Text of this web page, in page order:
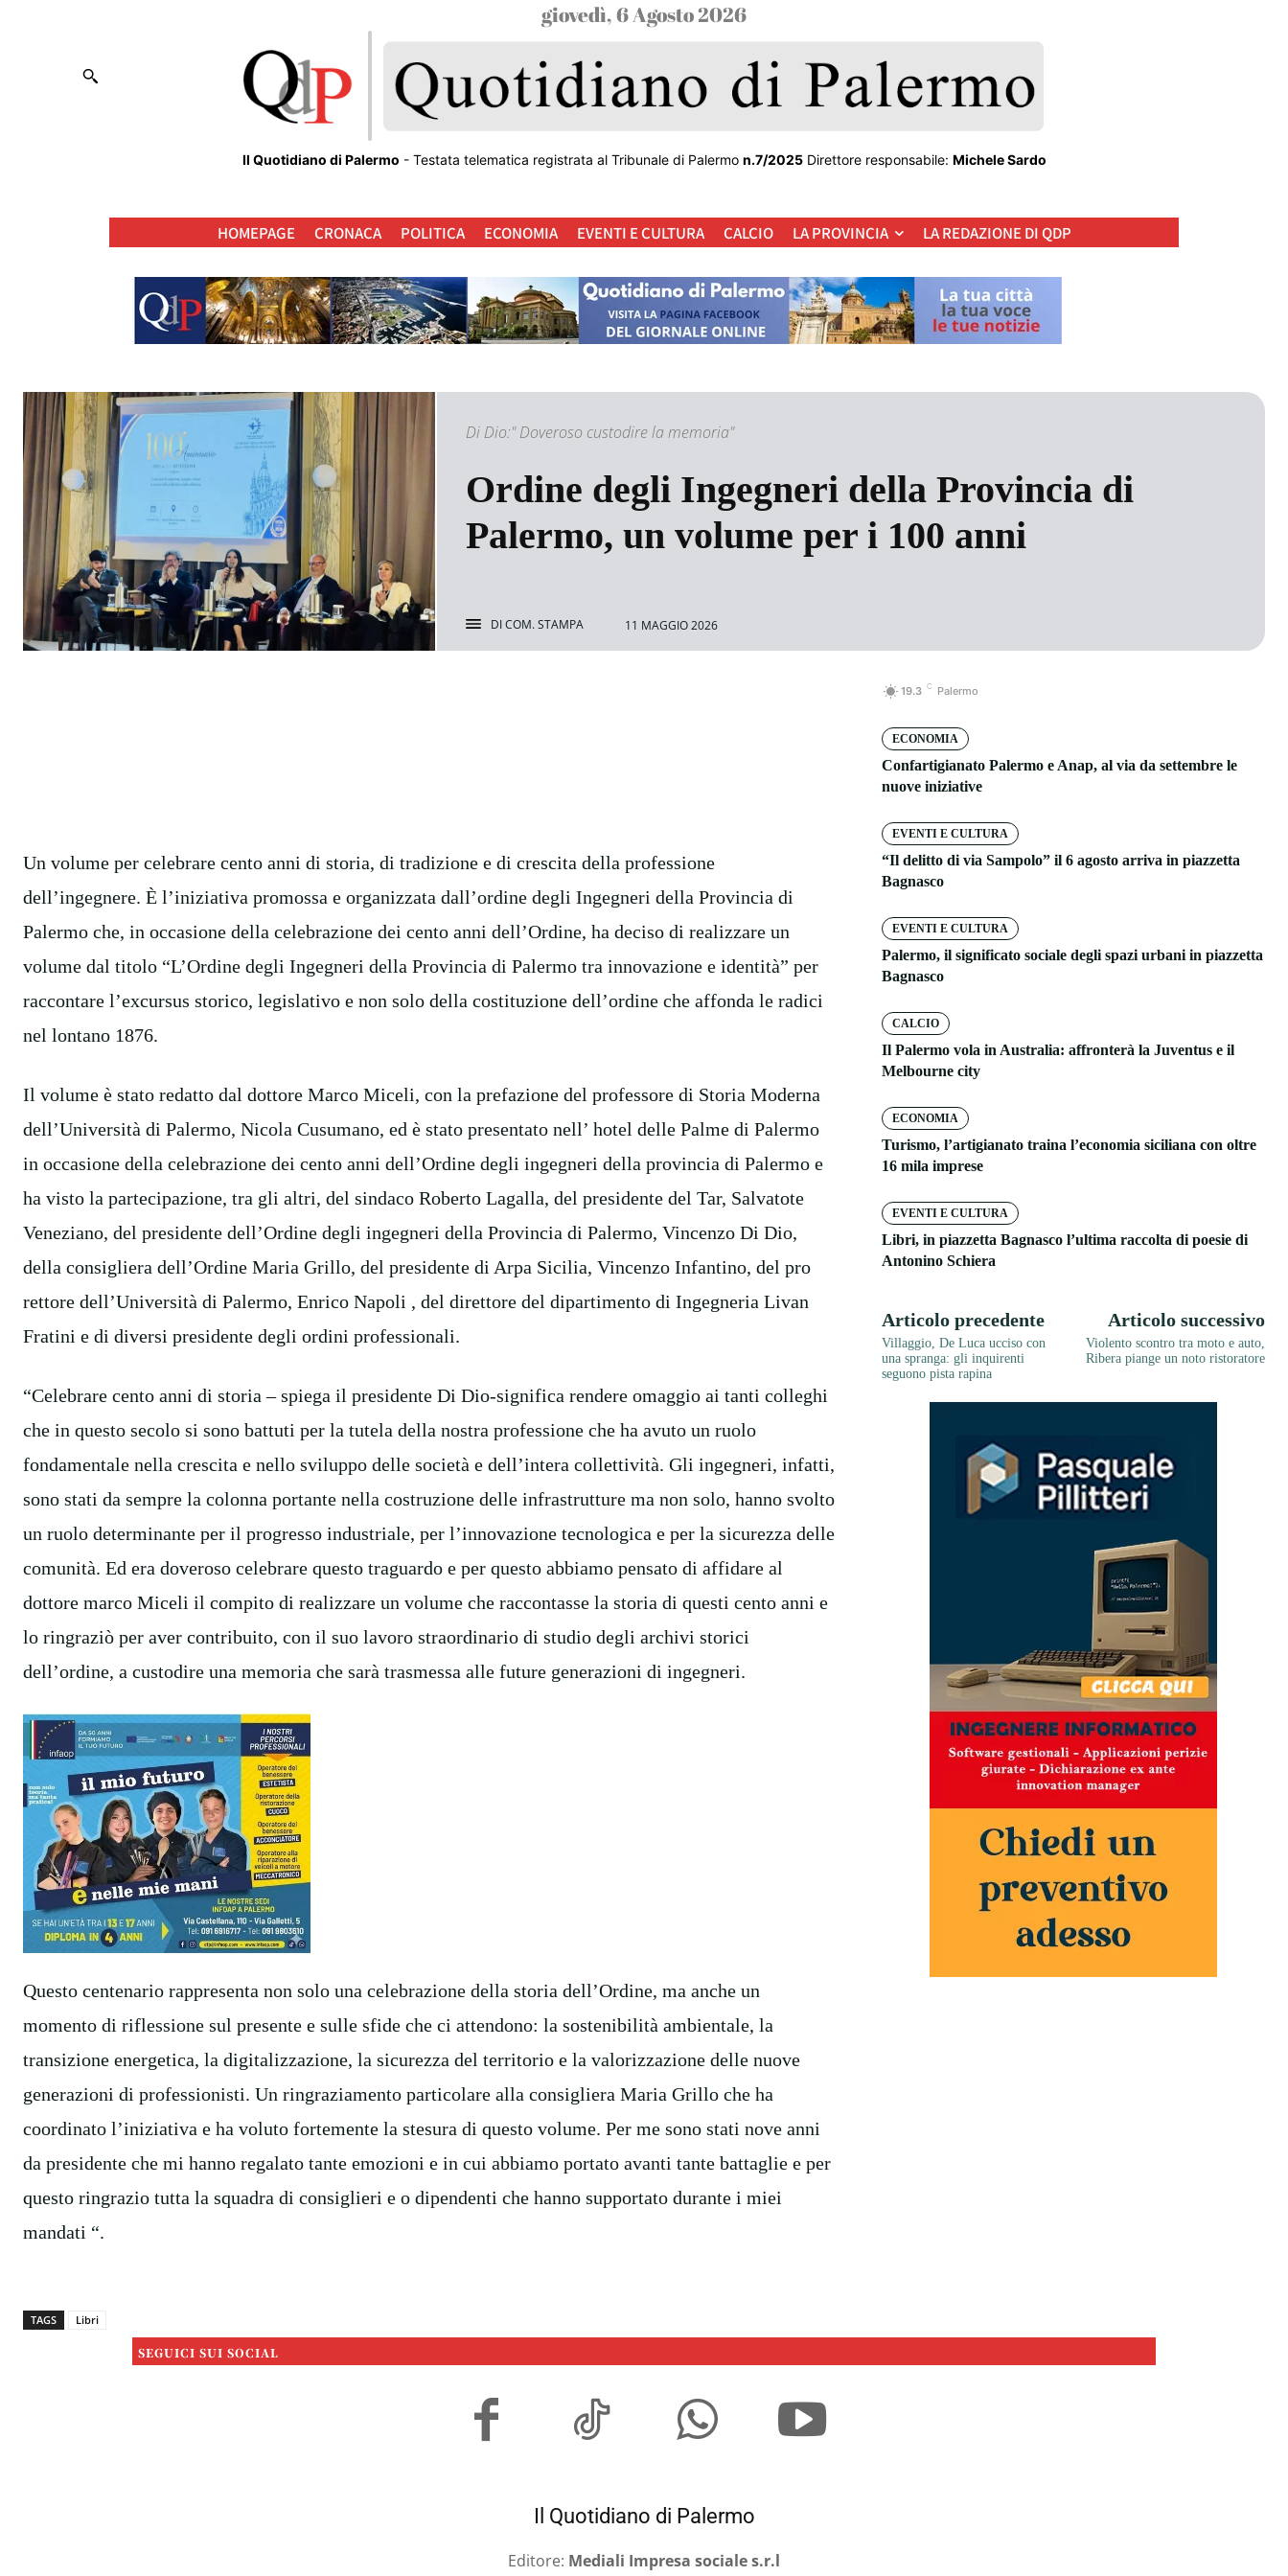
giovedì, 6 Agosto 2026
Il Quotidiano di Palermo - Testata telematica registrata al Tribunale di Palermo n.7/2025Direttore responsabile: Michele Sardo
HOMEPAGE CRONACA POLITICA ECONOMIA EVENTI E CULTURA CALCIO LA PROVINCIA LA REDAZIONE DI QDP
Di Dio:" Doveroso custodire la memoria"
Ordine degli Ingegneri della Provincia di
Palermo, un volume per i 100 anni
DICOM. STAMPA 11 MAGGIO 2026
Un volume per celebrare cento anni di storia, di tradizione e di crescita della professione
dell’ingegnere. È l’iniziativa promossa e organizzata dall’ordine degli Ingegneri della Provincia di
Palermo che, in occasione della celebrazione dei cento anni dell’Ordine, ha deciso di realizzare un
volume dal titolo “L’Ordine degli Ingegneri della Provincia di Palermo tra innovazione e identità” per
raccontare l’excursus storico, legislativo e non solo della costituzione dell’ordine che affonda le radici
nel lontano 1876.
Il volume è stato redatto dal dottore Marco Miceli, con la prefazione del professore di Storia Moderna
dell’Università di Palermo, Nicola Cusumano, ed è stato presentato nell’ hotel delle Palme di Palermo
in occasione della celebrazione dei cento anni dell’Ordine degli ingegneri della provincia di Palermo e
ha visto la partecipazione, tra gli altri, del sindaco Roberto Lagalla, del presidente del Tar, Salvatote
Veneziano, del presidente dell’Ordine degli ingegneri della Provincia di Palermo, Vincenzo Di Dio,
della consigliera dell’Ordine Maria Grillo, del presidente di Arpa Sicilia, Vincenzo Infantino, del pro
rettore dell’Università di Palermo, Enrico Napoli , del direttore del dipartimento di Ingegneria Livan
Fratini e di diversi presidente degli ordini professionali.
“Celebrare cento anni di storia – spiega il presidente Di Dio-significa rendere omaggio ai tanti colleghi
che in questo secolo si sono battuti per la tutela della nostra professione che ha avuto un ruolo
fondamentale nella crescita e nello sviluppo delle società e dell’intera collettività. Gli ingegneri, infatti,
sono stati da sempre la colonna portante nella costruzione delle infrastrutture ma non solo, hanno svolto
un ruolo determinante per il progresso industriale, per l’innovazione tecnologica e per la sicurezza delle
comunità. Ed era doveroso celebrare questo traguardo e per questo abbiamo pensato di affidare al
dottore marco Miceli il compito di realizzare un volume che raccontasse la storia di questi cento anni e
lo ringraziò per aver contribuito, con il suo lavoro straordinario di studio degli archivi storici
dell’ordine, a custodire una memoria che sarà trasmessa alle future generazioni di ingegneri.
Questo centenario rappresenta non solo una celebrazione della storia dell’Ordine, ma anche un
momento di riflessione sul presente e sulle sfide che ci attendono: la sostenibilità ambientale, la
transizione energetica, la digitalizzazione, la sicurezza del territorio e la valorizzazione delle nuove
generazioni di professionisti. Un ringraziamento particolare alla consigliera Maria Grillo che ha
coordinato l’iniziativa e ha voluto fortemente la stesura di questo volume. Per me sono stati nove anni
da presidente che mi hanno regalato tante emozioni e in cui abbiamo portato avanti tante battaglie e per
questo ringrazio tutta la squadra di consiglieri e o dipendenti che hanno supportato durante i miei
mandati “.
TAGS Libri
19.3 C Palermo
ECONOMIA
Confartigianato Palermo e Anap, al via da settembre le
nuove iniziative
EVENTI E CULTURA
“Il delitto di via Sampolo” il 6 agosto arriva in piazzetta
Bagnasco
EVENTI E CULTURA
Palermo, il significato sociale degli spazi urbani in piazzetta
Bagnasco
CALCIO
Il Palermo vola in Australia: affronterà la Juventus e il
Melbourne city
ECONOMIA
Turismo, l’artigianato traina l’economia siciliana con oltre
16 mila imprese
EVENTI E CULTURA
Libri, in piazzetta Bagnasco l’ultima raccolta di poesie di
Antonino Schiera
Articolo precedente
Villaggio, De Luca ucciso con
una spranga: gli inquirenti
seguono pista rapina
Articolo successivo
Violento scontro tra moto e auto,
Ribera piange un noto ristoratore
SEGUICI SUI SOCIAL
Il Quotidiano di Palermo
Editore: Mediali Impresa sociale s.r.l